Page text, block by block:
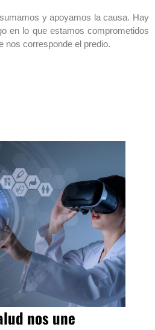
y apoyamos la causa. Hay
en lo que estamos comprometidos
nos corresponde el predio.
nos une